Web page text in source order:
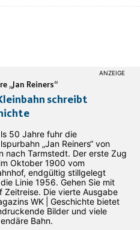
„Jan Reiners“
schreibt
50 Jahre fuhr die
„Jan ­Reiners“ von
nach Tarmstedt. Der erste Zug
Oktober 1900 vom
endgültig stillgelegt
Linie 1956. Gehen Sie mit
Zeitreise. Die vierte Ausgabe
WK | Geschichte bietet
Bilder und viele
Bahn.